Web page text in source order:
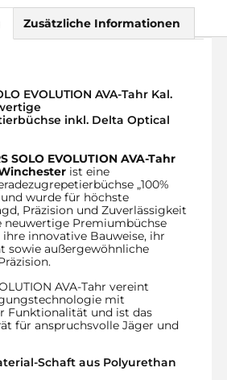
Zusätzliche Informationen
EVOLUTION AVA-Tahr Kal.
inkl. Delta Optical
SOLO EVOLUTION AVA-Tahr
ist eine
„100%
wurde für höchste
Präzision und Zuverlässigkeit
neuwertige Premiumbüchse
innovative Bauweise, ihr
sowie außergewöhnliche
AVA-Tahr vereint
mit
Funktionalität und ist das
für anspruchsvolle Jäger und
Schaft aus Polyurethan